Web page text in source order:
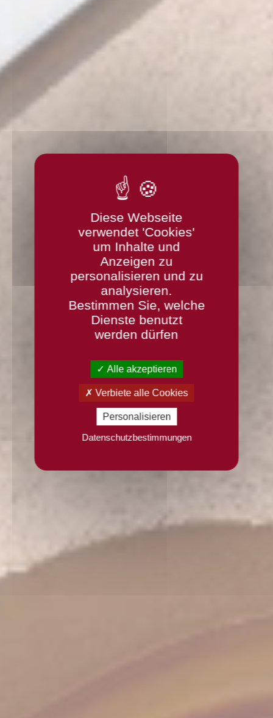
Diese Webseite
verwendet 'Cookies'
um Inhalte und
Anzeigen zu
personalisieren und zu
analysieren.
Bestimmen Sie, welche
Dienste benutzt
werden dürfen
Alle akzeptieren
Verbiete alle Cookies
Personalisieren
Datenschutzbestimmungen